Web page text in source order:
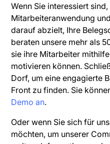
Wenn Sie interessiert
Mitarbeiteranwendung
darauf abzielt, Ihre
beraten unsere mehr als
sie ihre Mitarbeiter
motivieren können.
Dorf, um eine engagierte
Front zu finden. Sie
Demo an.
Oder wenn Sie sich für
möchten, um unserer